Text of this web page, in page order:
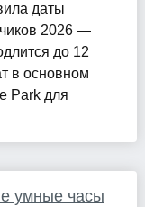
даты
2026 —
до 12
в основном
Park для
умные часы